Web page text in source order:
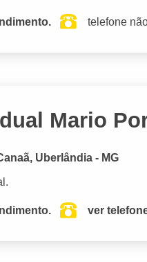
telefone
Mario
Uberlândia - MG
ver